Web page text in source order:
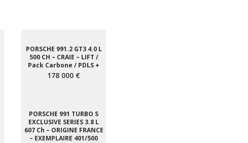
PORSCHE 991.2 GT3 4.0 L
500 CH – CRAIE – LIFT /
Pack Carbone / PDLS +
178 000 €
PORSCHE 991 TURBO S
EXCLUSIVE SERIES 3.8 L
607 Ch – ORIGINE FRANCE
– EXEMPLAIRE 401/500